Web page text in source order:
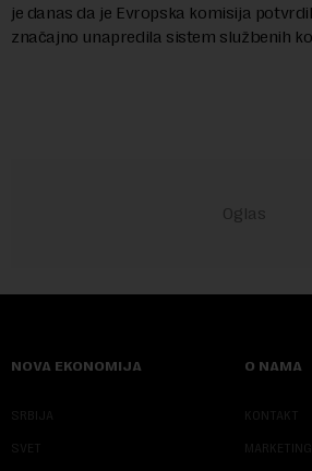
je danas da je Evropska komisija
značajno unapredila sistem službenih
NOVA EKONOMIJA
SRBIJA
SVET
O NAMA
KONTAKT
MARKETING